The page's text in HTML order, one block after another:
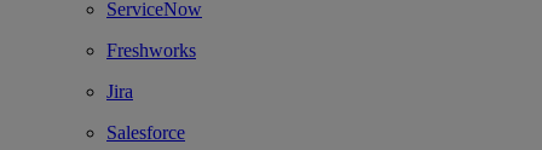
ServiceNow
Freshworks
Jira
Salesforce